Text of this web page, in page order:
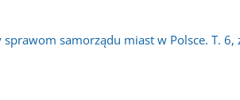
samorządu miast w Polsce. T. 6,